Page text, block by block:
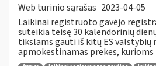
Web turinio sąrašas 2023-04-05
Laikinai registruoto gavėjo
suteikia teisę 30 kalendorinių
tikslams gauti iš kitų ES valstybių
apmokestinamas prekes, kurioms